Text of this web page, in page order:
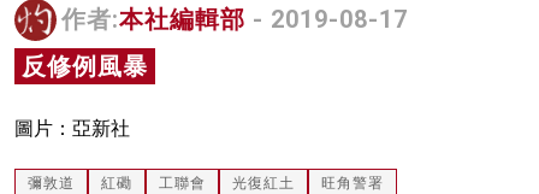
關於我們
作者:本社編輯部 - 2019-08-17
反修例風暴
圖片：亞新社
彌敦道 紅磡 工聯會 光復紅土 旺角警署